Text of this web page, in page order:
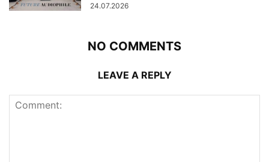
24.07.2026
NO COMMENTS
LEAVE A REPLY